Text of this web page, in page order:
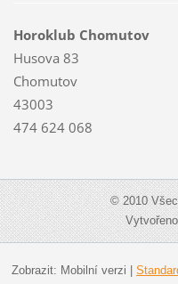
Horoklub Chomutov
Husova 83
Chomutov
43003
474 624 068
© 2010
Zobrazit: Mobilní verzi |